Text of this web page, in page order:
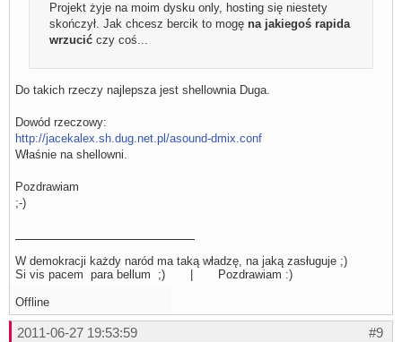
Projekt żyje na moim dysku only, hosting się niestety
skończył. Jak chcesz bercik to mogę na jakiegoś rapida
wrzucić czy coś...
Do takich rzeczy najlepsza jest shellownia Duga.
Dowód rzeczowy:
http://jacekalex.sh.dug.net.pl/asound-dmix.conf
Właśnie na shellowni.
Pozdrawiam
;-)
W demokracji każdy naród ma taką władzę, na jaką zasługuje ;)
Si vis pacem para bellum ;) | Pozdrawiam :)
Offline
#9
2011-06-27 19:53:59